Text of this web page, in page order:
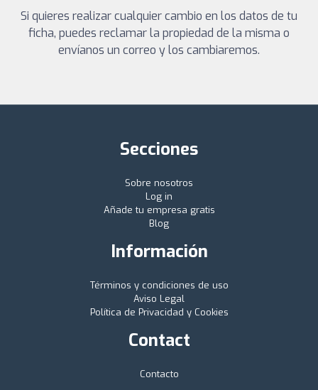
Si quieres realizar cualquier cambio en los datos de tu
ficha, puedes reclamar la propiedad de la misma o
envíanos un correo y los cambiaremos.
Secciones
Sobre nosotros
Log in
Añade tu empresa gratis
Blog
Información
Términos y condiciones de uso
Aviso Legal
Política de Privacidad y Cookies
Contact
Contacto